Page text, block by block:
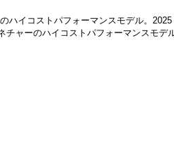
ハイコストパフォーマンスモデル。
チャーのハイコストパフォーマンスモデ